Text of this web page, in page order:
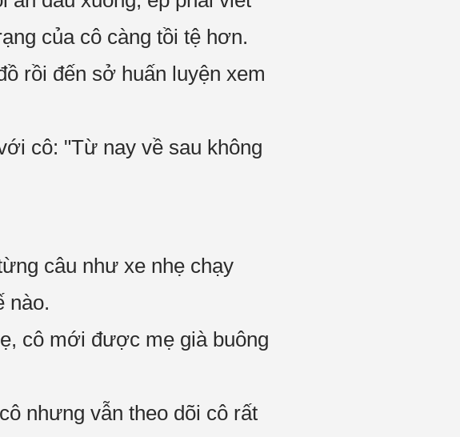
của cô càng tồi tệ hơn.
rồi đến sở huấn luyện xem
cô: "Từ nay về sau không
câu như xe nhẹ chạy
nào.
cô mới được mẹ già buông
nhưng vẫn theo dõi cô rất